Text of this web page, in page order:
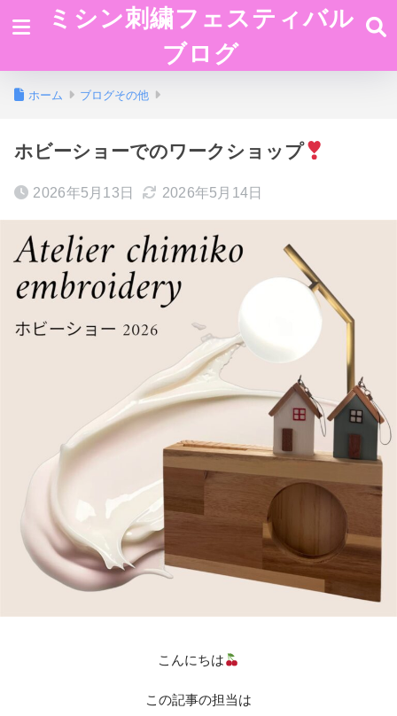
ミシン刺繍フェスティバル
ブログ
ホーム ブログその他
ホビーショーでのワークショップ
2026年5月13日 2026年5月14日
こんにちは
この記事の担当は